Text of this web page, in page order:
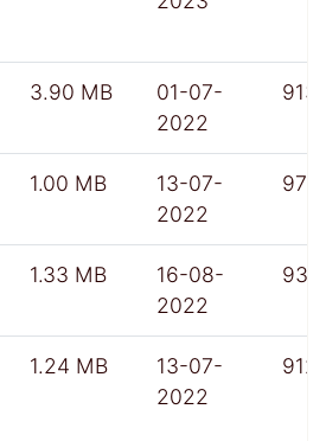
3.90 MB
01-07-
2022
913
1.00 MB
13-07-
2022
970
1.33 MB
16-08-
2022
936
1.24 MB
13-07-
2022
912